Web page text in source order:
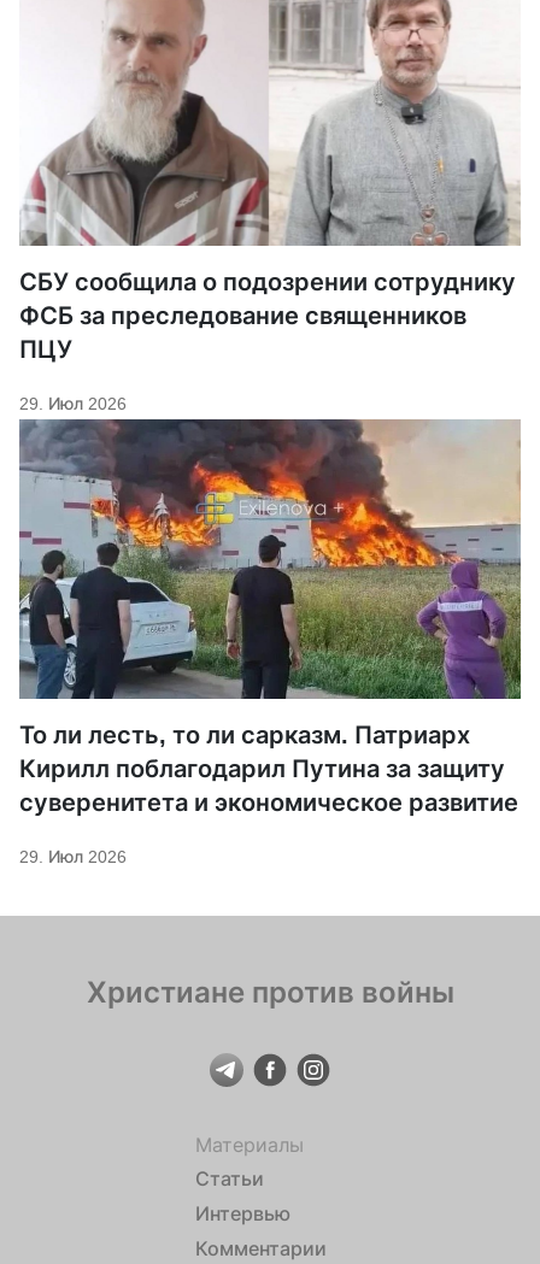
СБУ сообщила о подозрении сотруднику
ФСБ за преследование священников
ПЦУ
29. Июл 2026
То ли лесть, то ли сарказм. Патриарх
Кирилл поблагодарил Путина за защиту
суверенитета и экономическое развитие
29. Июл 2026
Христиане против войны
Материалы
Статьи
Интервью
Комментарии